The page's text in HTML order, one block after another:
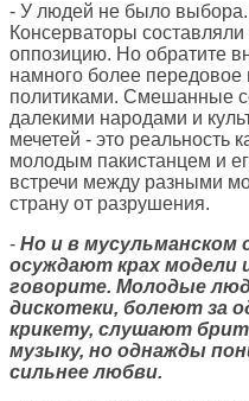
- У людей не было
Консерваторы
оппозицию. Но обратите
намного более
политиками. Смешанные
далекими народами и
мечетей - это реальность
молодым пакистанцем и
встречи между разными
страну от разрушения.
- Но и в мусульманском
осуждают крах модели
говорите. Молодые
дискотеки, болеют за
крикету, слушают
музыку, но однажды
сильнее любви.